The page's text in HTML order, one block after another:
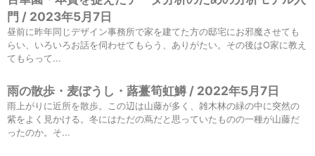
門 / 2023年5月7日
昼前に昨年同じデザイン事務所で家を建てた方の邸宅にお邪魔させても
らい、いろいろお話を伺わせてもらう、ありがたい。その後はO家に教え
てもらって...
雨の散歩・麦ぼうし・蕗薹筍虹鱒 / 2022年5月7日
雨上がりに近所を散歩。この辺は山藤が多く、雑木林の緑の中に突然の
紫をよく見かける。冬にはただの蔦だと思っていたものの一種が山藤だ
ったのか。そ...